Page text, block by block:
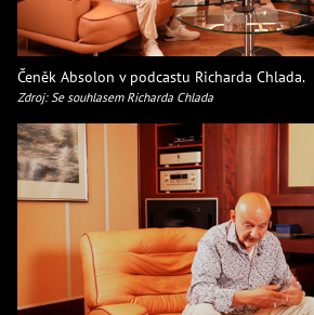
Čeněk Absolon v podcastu Richarda Chlada.
Zdroj: Se souhlasem Richarda Chlada